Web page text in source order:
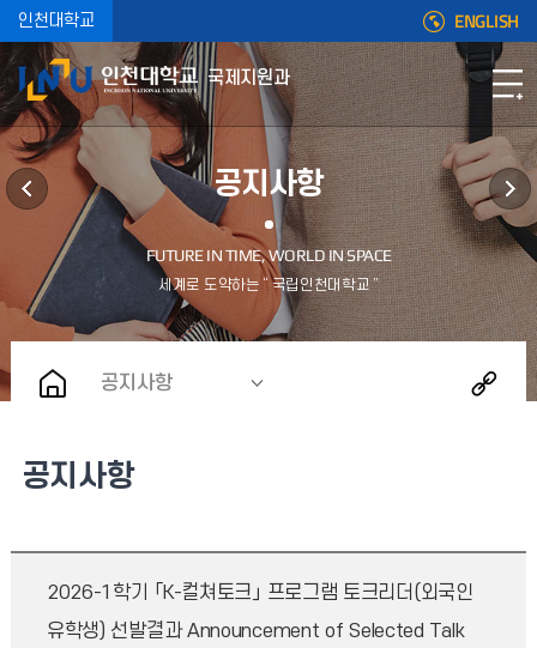
인천대학교 ENGLISH
국제지원과
공지사항
공지사항
공지사항
2026-1학기 「K-컬쳐토크」 프로그램 토크리더(외국인
유학생) 선발결과 Announcement of Selected Talk